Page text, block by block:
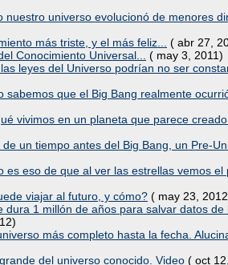
nuestro universo evolucionó de menores
más triste, y el más feliz...
( abr 27,
Conocimiento Universal...
( may 3, 2011)
leyes del Universo podrían no ser
sabemos que el Big Bang realmente
vivimos en un planeta que parece
un tiempo antes del Big Bang, un Pre-
es eso de que al ver las estrellas vemos el
viajar al futuro, y cómo? ( may 23,
dura 1 millón de años para salvar datos de
más completo hasta la fecha.
del universo conocido. Video ( oct